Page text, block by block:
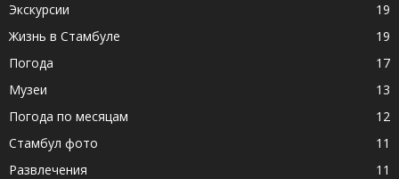
Экскурсии
19
Жизнь в Стамбуле
19
Погода
17
Музеи
13
Погода по месяцам
12
Стамбул фото
11
Развлечения
11